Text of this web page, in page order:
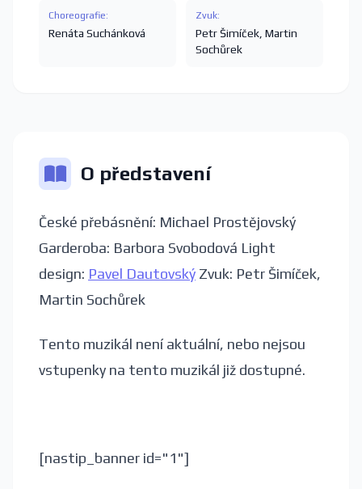
Choreografie:
Renáta Suchánková
Zvuk:
Petr Šimíček Martin
Sochůrek
O představení
České přebásnění: Michael Prostějovský
Garderoba: Barbora Svobodová Light
design: Pavel Dautovský Zvuk: Petr Šimíček,
Martin Sochůrek
Tento muzikál není aktuální, nebo nejsou
vstupenky na tento muzikál již dostupné.
[nastip_banner id="1"]